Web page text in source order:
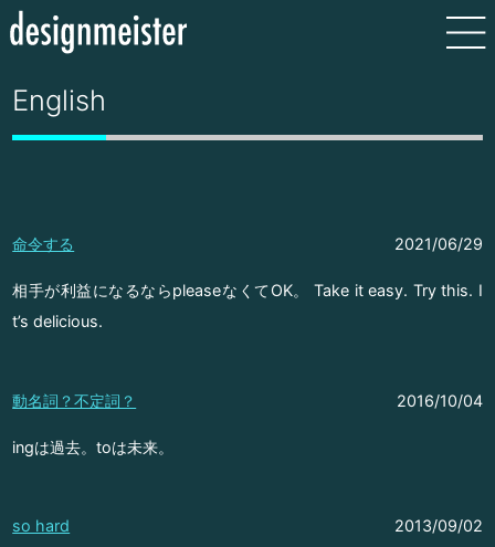
English
命令する 2021/06/29
相手が利益になるならpleaseなくてOK。 Take it easy. Try this. I
t’s delicious.
動名詞？不定詞？ 2016/10/04
ingは過去。toは未来。
so hard 2013/09/02